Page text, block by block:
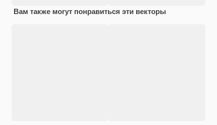
Вам также могут понравиться эти векторы